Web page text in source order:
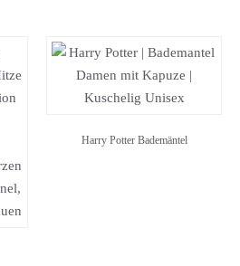
Harry Potter Bademäntel